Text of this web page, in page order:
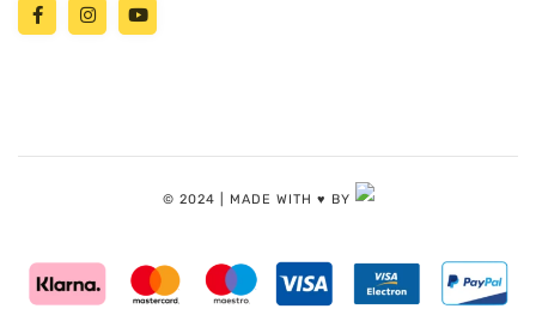
© 2024 | MADE WITH ♥️ BY